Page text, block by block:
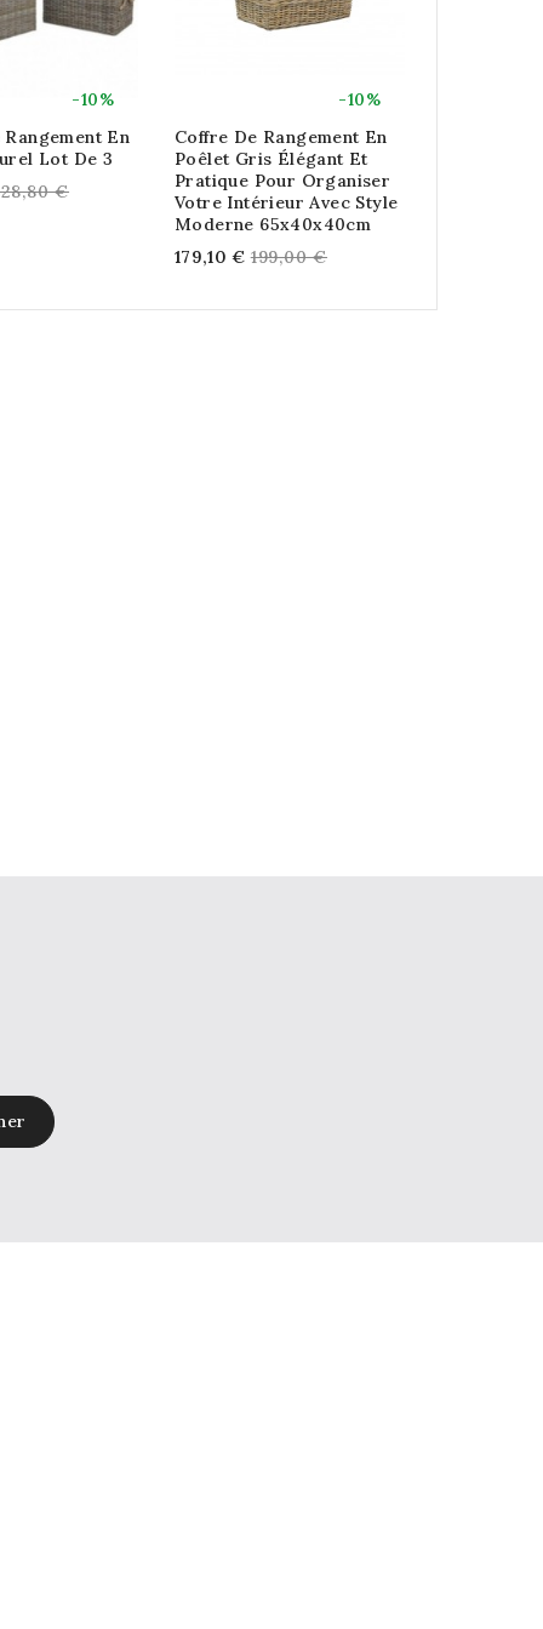
-10%
En
Lot De 3
€
-10%
Coffre De Rangement En
Poêlet Gris Élégant Et
Pratique Pour Organiser
Votre Intérieur Avec Style
Moderne 65x40x40cm
179,10 € Regular
199,00 €